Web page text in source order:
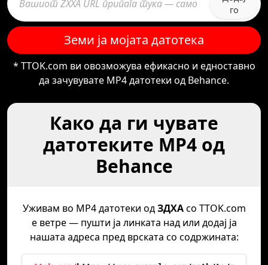
го
Земи ја мојата датотека
* TTOK.com ви овозможува ефикасно и едноставно
да зачувувате MP4 датотеки од Behance.
Како да ги чувате
датотеките MP4 од
Behance
Уживам во MP4 датотеки одЗДХАсо TTOK.com
е ветре — пушти ја линката над или додај ја
нашата адреса пред врската со содржината: